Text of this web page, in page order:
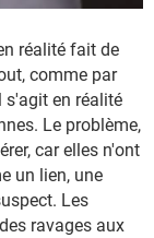
réalité fait de
comme par
s'agit en réalité
Le problème,
car elles n'ont
un lien, une
Les
ravages aux